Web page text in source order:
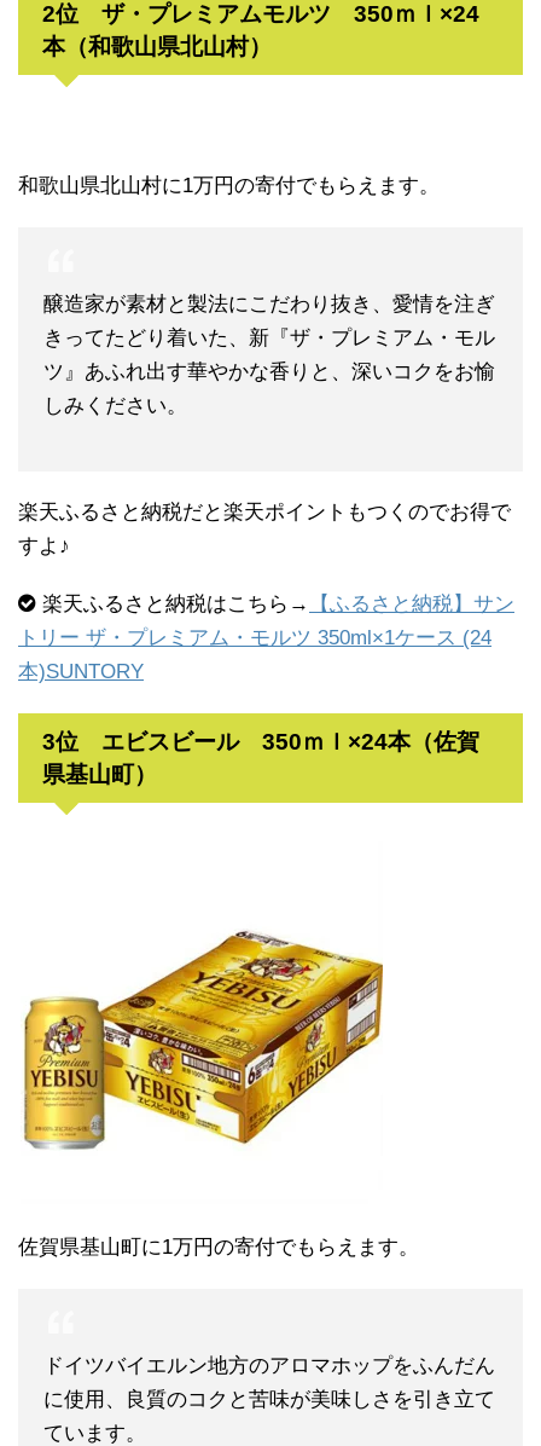
2位 ザ・プレミアムモルツ 350ｍｌ×24
本（和歌山県北山村）
和歌山県北山村に1万円の寄付でもらえます。
醸造家が素材と製法にこだわり抜き、愛情を注ぎ
きってたどり着いた、新『ザ・プレミアム・モル
ツ』あふれ出す華やかな香りと、深いコクをお愉
しみください。
楽天ふるさと納税だと楽天ポイントもつくのでお得で
すよ♪
楽天ふるさと納税はこちら→
【ふるさと納税】サン
トリー ザ・プレミアム・モルツ 350ml×1ケース (24
本)SUNTORY
3位 エビスビール 350ｍｌ×24本（佐賀
県基山町）
佐賀県基山町に1万円の寄付でもらえます。
ドイツバイエルン地方のアロマホップをふんだん
に使用、良質のコクと苦味が美味しさを引き立て
ています。